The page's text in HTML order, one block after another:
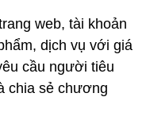
web, tài khoản
dịch vụ với giá
cầu người tiêu
chia sẻ chương